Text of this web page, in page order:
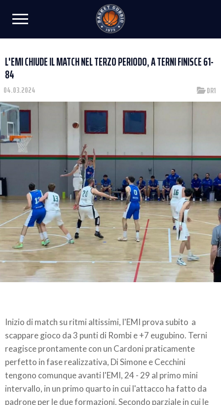
L'EMI CHIUDE IL MATCH NEL TERZO PERIODO, A TERNI FINISCE 61-
84
04.03.2024 DR1
Inizio di match su ritmi altissimi, l'EMI prova subito a
scappare gioco da 3 punti di Rombi e +7 eugubino. Terni
reagisce prontamente con un Cardoni praticamente
perfetto in fase realizzativa, Di Simone e Cecchini
tengono comunque avanti l'EMI, 24 - 29 al primo mini
intervallo, in un primo quarto in cui l'attacco ha fatto da
padrone per le due formazioni. Secondo parziale in cui le